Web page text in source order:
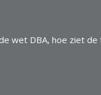
wet DBA, hoe ziet